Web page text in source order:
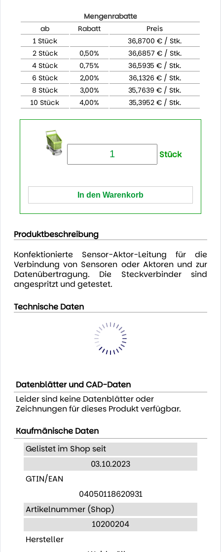
Mengenrabatte
ab
Rabatt
Preis
1 Stück
36,8700 € / Stk.
2 Stück
0,50%
36,6857 € / Stk.
4 Stück
0,75%
36,5935 € / Stk.
6 Stück
2,00%
36,1326 € / Stk.
8 Stück
3,00%
35,7639 € / Stk.
10 Stück
4,00% 35,3952 € / Stk.
Stück
Produktbeschreibung
Konfektionierte Sensor-Aktor-Leitung für die
Verbindung von Sensoren oder Aktoren und zur
Datenübertragung. Die Steckverbinder sind
angespritzt und getestet.
Technische Daten
Datenblätter und CAD-Daten
Leider sind keine Datenblätter oder
Zeichnungen für dieses Produkt verfügbar.
Kaufmänische Daten
Gelistet im Shop seit
03.10.2023
GTIN/EAN
04050118620931
Artikelnummer (Shop)
10200204
Hersteller